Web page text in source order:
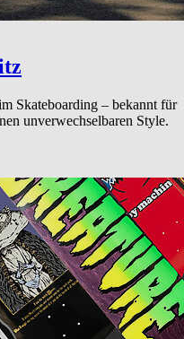
Skateboarding – bekannt für
unverwechselbaren Style.